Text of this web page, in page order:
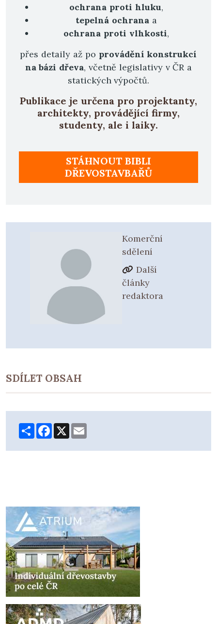
ochrana proti hluku,
tepelná ochrana a
ochrana proti vlhkosti,
přes detaily až po provádění konstrukcí
na bázi dřeva, včetně legislativy v ČR a
statických výpočtů.
Publikace je určena pro projektanty,
architekty, provádějící firmy,
studenty, ale i laiky.
STÁHNOUT BIBLI
DŘEVOSTAVBAŘŮ
Komerční
sdělení
Další
články
redaktora
SDÍLET OBSAH
ShareFacebook
X